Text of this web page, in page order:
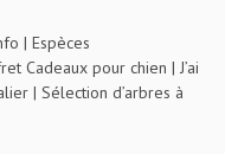
| Espèces
Cadeaux pour chien | J’ai
| Sélection d’arbres à